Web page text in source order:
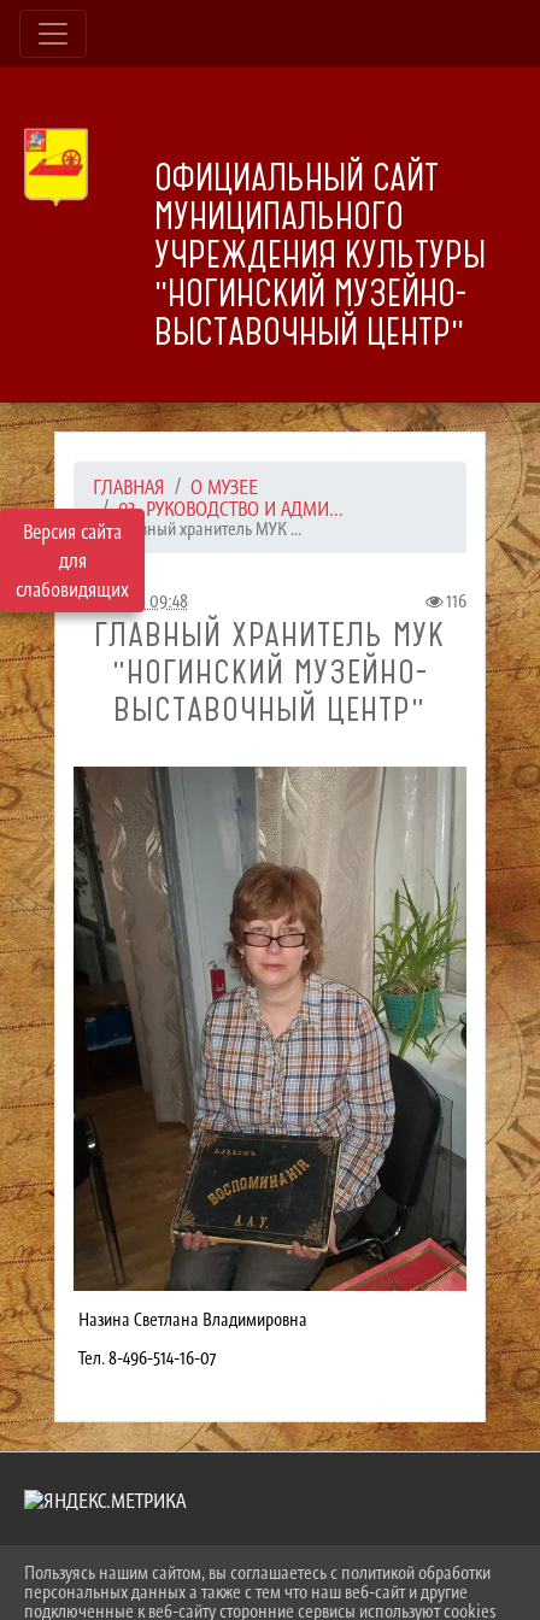
Версия сайта
для
слабовидящих
ОФИЦИАЛЬНЫЙ САЙТ
МУНИЦИПАЛЬНОГО
УЧРЕЖДЕНИЯ КУЛЬТУРЫ
"НОГИНСКИЙ МУЗЕЙНО-
ВЫСТАВОЧНЫЙ ЦЕНТР"
ГЛАВНАЯ
О МУЗЕЕ
03. РУКОВОДСТВО И АДМИ...
Главный хранитель МУК ...
30.05.2023 09:48 116
ГЛАВНЫЙ ХРАНИТЕЛЬ МУК
"НОГИНСКИЙ МУЗЕЙНО-
ВЫСТАВОЧНЫЙ ЦЕНТР"
Назина Светлана Владимировна
Тел. 8-496-514-16-07
2026 Г. NOGINSK-MUSEUM.RU
ВХОД
Пользуясь нашим сайтом, вы соглашаетесь с политикой обработки
персональных данных а также с тем что наш веб-сайт и другие
подключенные к веб-сайту сторонние сервисы используют cookies